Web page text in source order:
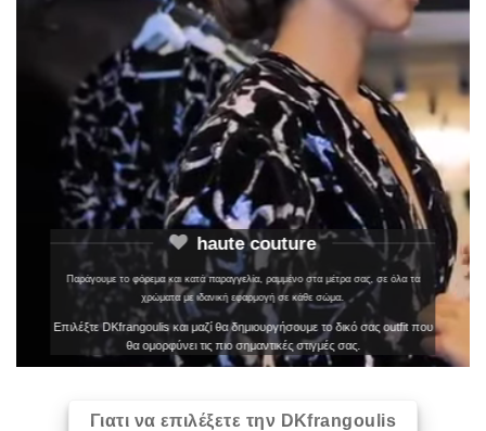
haute couture
Παράγουμε το φόρεμα και κατά παραγγελία, ραμμένο στα μέτρα σας, σε όλα τα
χρώματα με ιδανική εφαρμογή σε κάθε σώμα.
Επιλέξτε DKfrangoulis και μαζί θα δημιουργήσουμε το δικό σας outfit που
θα ομορφύνει τις πιο σημαντικές στιγμές σας.
Γιατι να επιλέξετε την DKfrangoulis